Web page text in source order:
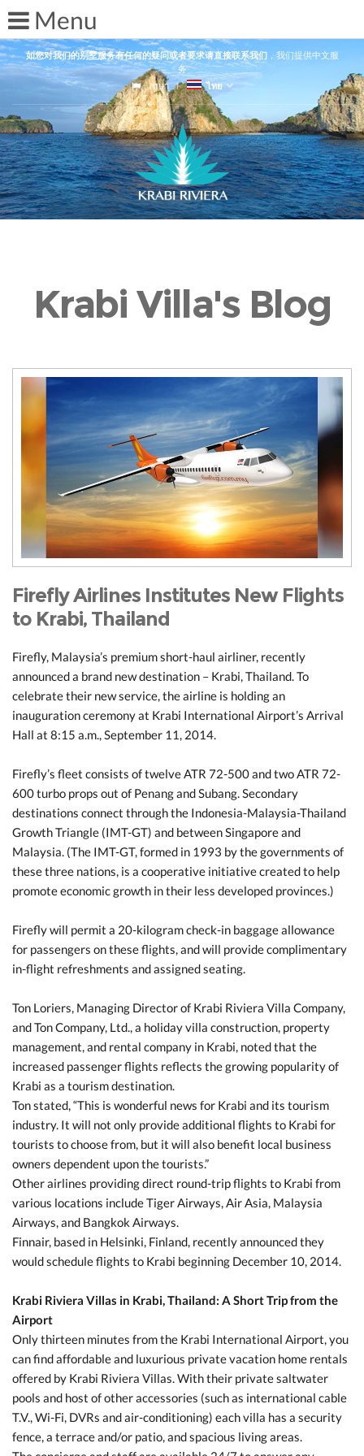
如您对我们的别墅服务有任何的疑问或者要求请直接联系我们，我们提供中文服
务
ภาษา
ไทย
Krabi Villa's Blog
Firefly Airlines Institutes New Flights
to Krabi, Thailand
Firefly, Malaysia’s premium short-haul airliner, recently
announced a brand new destination – Krabi, Thailand. To
celebrate their new service, the airline is holding an
inauguration ceremony at Krabi International Airport’s Arrival
Hall at 8:15 a.m., September 11, 2014.
Firefly’s fleet consists of twelve ATR 72-500 and two ATR 72-
600 turbo props out of Penang and Subang. Secondary
destinations connect through the Indonesia-Malaysia-Thailand
Growth Triangle (IMT-GT) and between Singapore and
Malaysia. (The IMT-GT, formed in 1993 by the governments of
these three nations, is a cooperative initiative created to help
promote economic growth in their less developed provinces.)
Firefly will permit a 20-kilogram check-in baggage allowance
for passengers on these flights, and will provide complimentary
in-flight refreshments and assigned seating.
Ton Loriers, Managing Director of Krabi Riviera Villa Company,
and Ton Company, Ltd., a holiday villa construction, property
management, and rental company in Krabi, noted that the
increased passenger flights reflects the growing popularity of
Krabi as a tourism destination.
Ton stated, “This is wonderful news for Krabi and its tourism
industry. It will not only provide additional flights to Krabi for
tourists to choose from, but it will also benefit local business
owners dependent upon the tourists.”
Other airlines providing direct round-trip flights to Krabi from
various locations include Tiger Airways, Air Asia, Malaysia
Airways, and Bangkok Airways.
Finnair, based in Helsinki, Finland, recently announced they
would schedule flights to Krabi beginning December 10, 2014.
Krabi Riviera Villas in Krabi, Thailand: A Short Trip from the
Airport
Only thirteen minutes from the Krabi International Airport, you
can find affordable and luxurious private vacation home rentals
offered by Krabi Riviera Villas. With their private saltwater
pools and host of other accessories (such as international cable
T.V., Wi-Fi, DVRs and air-conditioning) each villa has a security
fence, a terrace and/or patio, and spacious living areas.